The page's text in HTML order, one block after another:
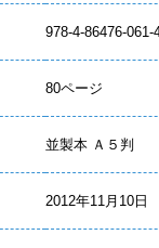
978-4-86476-061-
80ページ
並製本 Ａ５判
2012年11月10日